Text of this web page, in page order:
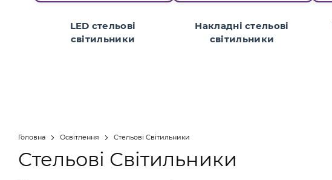
LED стельові
світильники
Накладні стельові
світильники
Головна Освітлення Стельові Світильники
Стельові Світильники